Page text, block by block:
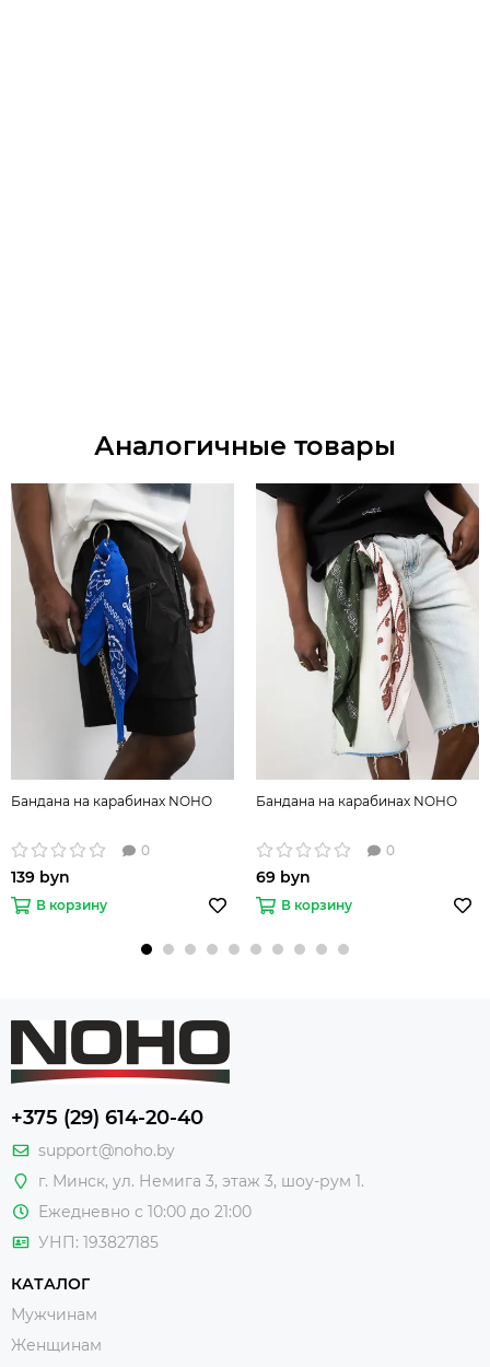
Аналогичные товары
Бандана на карабинах NOHO
0
139 byn
В корзину
Бандана на карабинах NOHO
0
69 byn
В корзину
+375 (29) 614-20-40
support@noho.by
г. Минск, ул. Немига 3, этаж 3, шоу-рум 1.
Ежедневно с 10:00 до 21:00
УНП: 193827185
КАТАЛОГ
Мужчинам
Женщинам